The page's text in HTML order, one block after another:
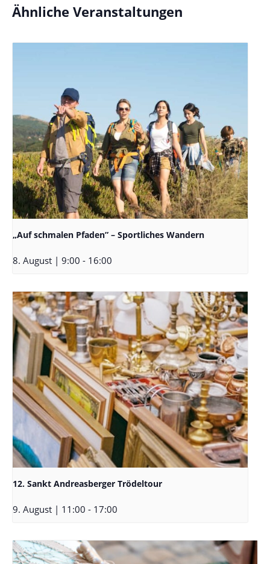
Ähnliche Veranstaltungen
„Auf schmalen Pfaden” – Sportliches Wandern
8. August | 9:00 - 16:00
12. Sankt Andreasberger Trödeltour
9. August | 11:00 - 17:00